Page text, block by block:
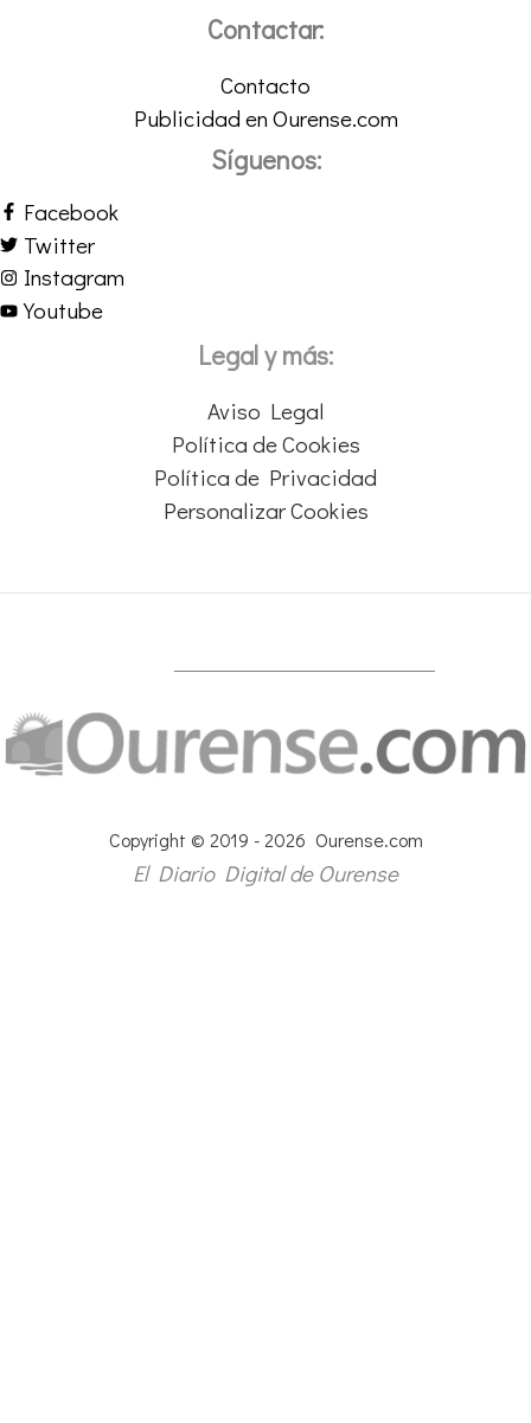
Contactar:
Contacto
Publicidad en Ourense.com
Síguenos:
Facebook
Twitter
Instagram
Youtube
Legal y más:
Aviso Legal
Política de Cookies
Política de Privacidad
Personalizar Cookies
Copyright © 2019 - 2026 Ourense.com
El Diario Digital de Ourense